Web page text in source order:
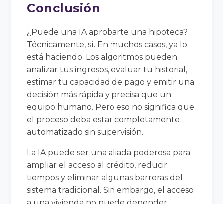
Conclusión
¿Puede una IA aprobarte una hipoteca?
Técnicamente, sí. En muchos casos, ya lo
está haciendo. Los algoritmos pueden
analizar tus ingresos, evaluar tu historial,
estimar tu capacidad de pago y emitir una
decisión más rápida y precisa que un
equipo humano. Pero eso no significa que
el proceso deba estar completamente
automatizado sin supervisión.
La IA puede ser una aliada poderosa para
ampliar el acceso al crédito, reducir
tiempos y eliminar algunas barreras del
sistema tradicional. Sin embargo, el acceso